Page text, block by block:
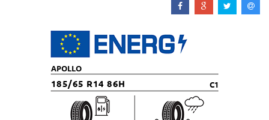
APOLLO
185/65 R14 86H C1